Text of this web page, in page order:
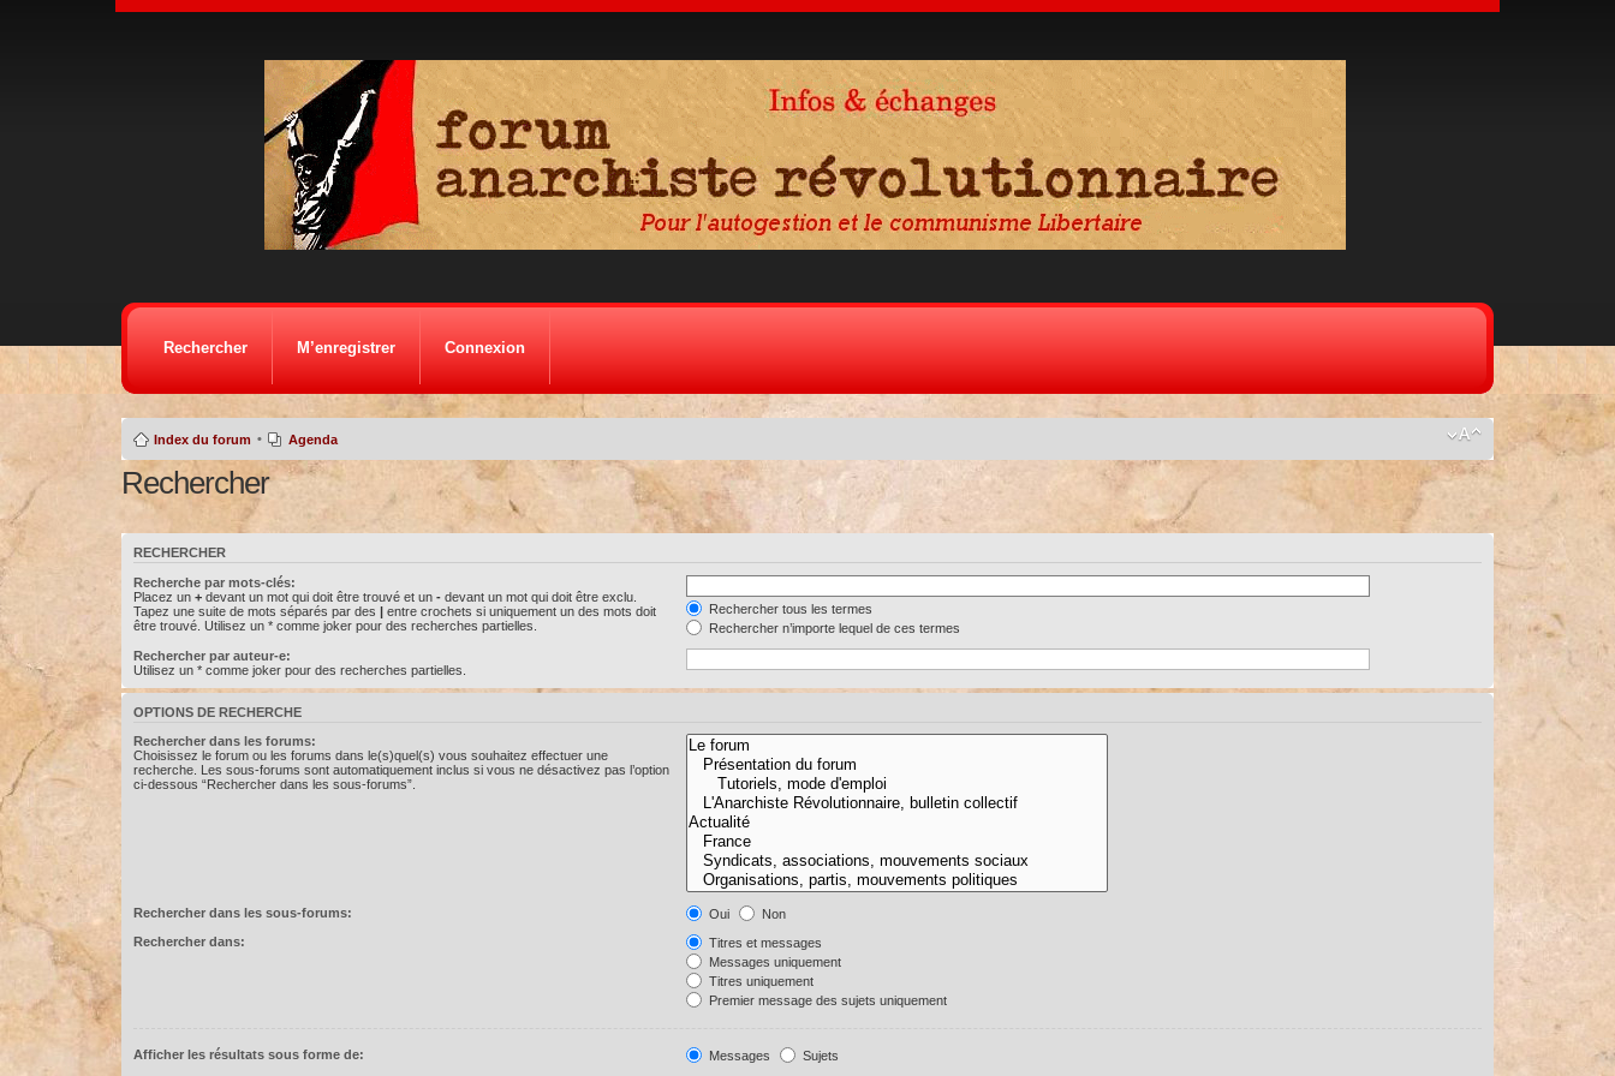
Rechercher M’enregistrer Connexion
Index du forum • Agenda
Rechercher
RECHERCHER
Recherche par mots-clés:
Placez un +devant un mot qui doit être trouvé et un -devant un mot qui doit être exclu.
Tapez une suite de mots séparés par des |entre crochets si uniquement un des mots doit
être trouvé. Utilisez un * comme joker pour des recherches partielles.
Rechercher tous les termes
Rechercher n’importe lequel de ces termes
Rechercher par auteur-e:
Utilisez un * comme joker pour des recherches partielles.
OPTIONS DE RECHERCHE
Rechercher dans les forums:
Choisissez le forum ou les forums dans le(s)quel(s) vous souhaitez effectuer une
recherche. Les sous-forums sont automatiquement inclus si vous ne désactivez pas l’option
ci-dessous “Rechercher dans les sous-forums”.
Rechercher dans les sous-forums: Oui
Non
Rechercher dans:
Titres et messages
Messages uniquement
Titres uniquement
Premier message des sujets uniquement
Afficher les résultats sous forme de: Messages Sujets